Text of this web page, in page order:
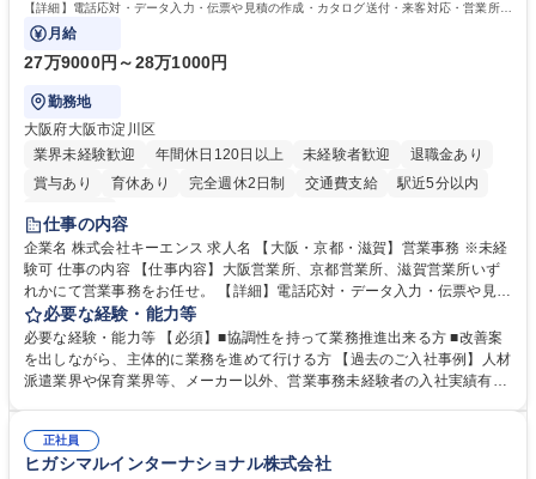
格：
【詳細】電話応対・データ入力・伝票や見積の作成・カタログ送付・来客対応・営業所内
で発生する事務業務や業務改善をお任せ。
月給
27万9000円～28万1000円
勤務地
大阪府大阪市淀川区
業界未経験歓迎
年間休日120日以上 未経験者歓迎
退職金あり
賞与あり
育休あり 完全週休2日制 交通費支給
駅近5分以内
土日祝休み
仕事の内容
企業名 株式会社キーエンス 求人名 【大阪・京都・滋賀】営業事務 ※未経
験可 仕事の内容 【仕事内容】大阪営業所、京都営業所、滋賀営業所いず
れかにて営業事務をお任せ。 【詳細】電話応対・データ入力・伝票や見積
の作成・カタログ送付・来客対応・営業所内で発生する事務業務や業務改
善をお任せ。 【教育制度】ご入社後、育成担当とペアになりながらOJTに
て業務を覚えていただくことが可能です。業務システムがきちんと構築さ
れているため、スムーズに仕事に慣れることができる環境です。また、
募集職種 【大阪・京都・滋賀】営業事務 ※未経験可
必要な経験・能力等
必要な経験・能力等 【必須】■協調性を持って業務推進出来る方 ■改善案
を出しながら、主体的に業務を進めて行ける方 【過去のご入社事例】人材
派遣業界や保育業界等、メーカー以外、営業事務未経験者の入社実績有
えて、お客様や社員の状況に合わせ、能動的なサポート、改善の動きも期
待され。組織を支えるスペシャリストとして、チームに貢献し、結果的に
正社員
ヒガシマルインターナショナル株式会社